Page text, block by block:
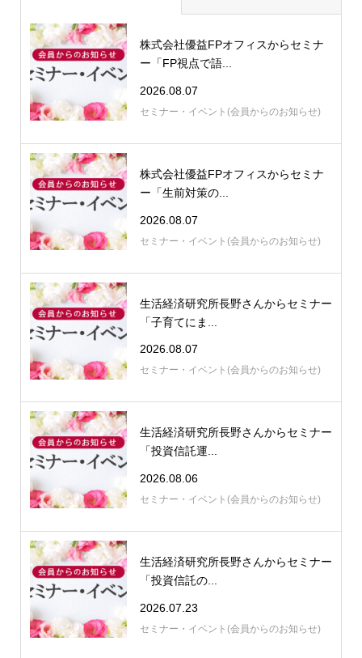
株式会社優益FPオフィスからセミナ
ー「FP視点で語...
2026.08.07
セミナー・イベント(会員からのお知らせ)
株式会社優益FPオフィスからセミナ
ー「生前対策の...
2026.08.07
セミナー・イベント(会員からのお知らせ)
生活経済研究所長野さんからセミナー
「子育てにま...
2026.08.07
セミナー・イベント(会員からのお知らせ)
生活経済研究所長野さんからセミナー
「投資信託運...
2026.08.06
セミナー・イベント(会員からのお知らせ)
生活経済研究所長野さんからセミナー
「投資信託の...
2026.07.23
セミナー・イベント(会員からのお知らせ)